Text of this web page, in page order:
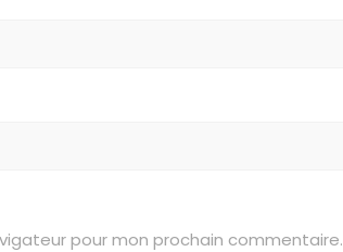
pour mon prochain commentaire.